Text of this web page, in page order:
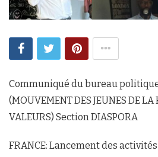
Communiqué du bureau politique
(MOUVEMENT DES JEUNES DE LA
VALEURS) Section DIASPORA
FRANCE: Lancement des